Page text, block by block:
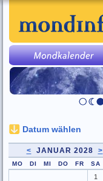
Datum wählen
< JANUAR 2028 >
MO DI MI DO FR SA
1